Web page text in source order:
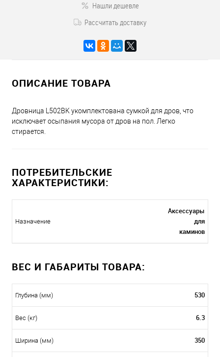
Нашли дешевле
Рассчитать доставку
ОПИСАНИЕ ТОВАРА
Дровница L502BK укомплектована сумкой для дров, что
исключает осыпания мусора от дров на пол. Легко
стирается.
ПОТРЕБИТЕЛЬСКИЕ
ХАРАКТЕРИСТИКИ:
Назначение
Аксессуары
для
каминов
ВЕС И ГАБАРИТЫ ТОВАРА:
Глубина (мм) 530
Вес (кг) 6.3
Ширина (мм) 350